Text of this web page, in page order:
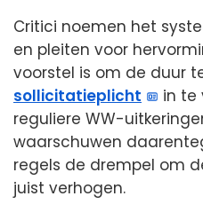
Critici noemen het
en pleiten voor
voorstel is om de duur
sollicitatieplicht
in te
reguliere WW-
waarschuwen
regels de drempel om
juist verhogen.